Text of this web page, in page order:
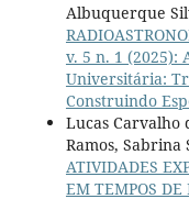
Albuquerque
v. 5 n. 1 (2025):
Universitária:
Construindo
Lucas Carvalho
Ramos, Sabrina
ATIVIDADES
EM TEMPOS